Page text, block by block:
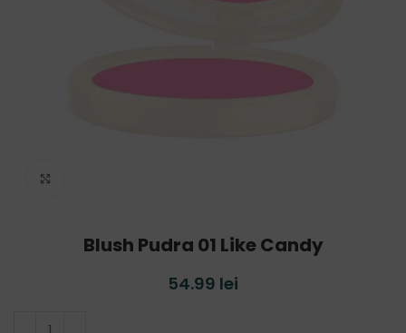
Blush Pudra 01 Like Candy
54.99 lei